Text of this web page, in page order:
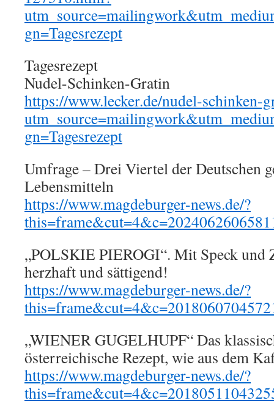
gn=Tagesrezept
Tagesrezept
Nudel-Schinken-Gratin
https://www.lecker.de/nudel-schinken-
gn=Tagesrezept
Umfrage – Drei Viertel der Deutschen
Lebensmitteln
https://www.magdeburger-news.de/?
„POLSKIE PIEROGI“. Mit Speck und
herzhaft und sättigend!
https://www.magdeburger-news.de/?
„WIENER GUGELHUPF“ Das
österreichische Rezept, wie aus dem
https://www.magdeburger-news.de/?